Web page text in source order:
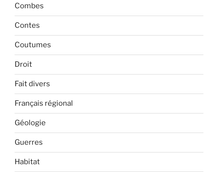
Combes
Contes
Coutumes
Droit
Fait divers
Français régional
Géologie
Guerres
Habitat